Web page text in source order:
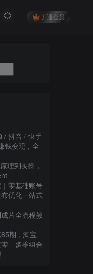
开通会员
/ 抖音 / 快手
钱变现，全
理到实操，
零基础账号
优化一站式
片全流程教
期，淘宝
、多维组合